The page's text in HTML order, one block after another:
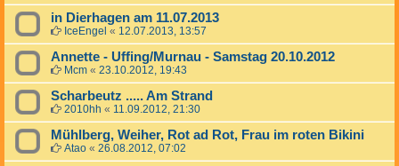
in Dierhagen am 11.07.2013
IceEngel « 12.07.2013, 13:57
Annette - Uffing/Murnau - Samstag 20.10.2012
Mcm « 23.10.2012, 19:43
Scharbeutz ..... Am Strand
2010hh « 11.09.2012, 21:30
Mühlberg, Weiher, Rot ad Rot, Frau im roten Bikini
Atao « 26.08.2012, 07:02